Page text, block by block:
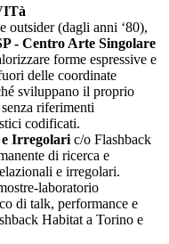
outsider (dagli anni ‘80),
- Centro Arte Singolare
forme espressive e
delle coordinate
sviluppano il proprio
riferimenti
codificati.
Irregolari c/o Flashback
di ricerca e
e irregolari.
laboratorio
di talk, performance e
Habitat a Torino e